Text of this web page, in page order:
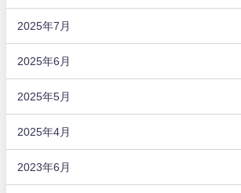
2025年7月
2025年6月
2025年5月
2025年4月
2023年6月